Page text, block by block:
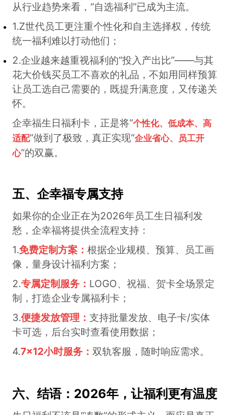
从行业趋势来看，“自选福利”已成为主流。
1.Z世代员工更注重个性化和自主选择权，传统
统一福利难以打动他们；
2.企业越来越重视福利的“投入产出比”——与其
花大价钱买员工不喜欢的礼品，不如用同样预算
让员工选自己需要的，既提升满意度，又传递关
怀。
企幸福生日福利卡，正是将“个性化、低成本、高
适配”做到了极致，真正实现“企业省心、员工开
心”的双赢。
五、企幸福专属支持
如果你的企业正在为2026年员工生日福利发
愁，企幸福将提供全流程支持：
1.免费定制方案： 根据企业规模、预算、员工画
像，量身设计福利方案；
2.专属定制服务： LOGO、祝福、贺卡全场景定
制，打造企业专属福利卡；
3.便捷发放管理： 支持批量发放、电子卡/实体
卡可选，后台实时查看使用数据；
4.7×12小时服务： 双轨客服，随时响应需求。
六、结语： 2026年，让福利更有温度